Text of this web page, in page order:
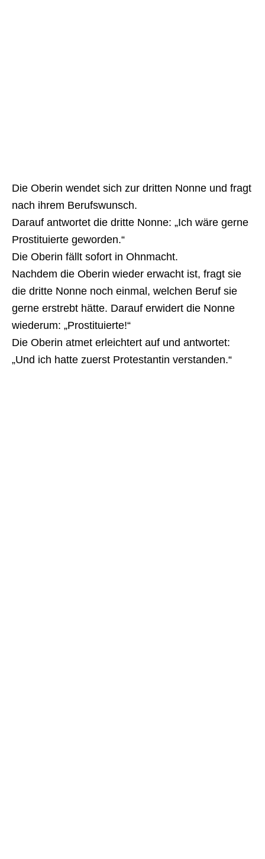
Die Oberin wendet sich zur dritten Nonne und fragt
nach ihrem Berufswunsch.
Darauf antwortet die dritte Nonne: „Ich wäre gerne
Prostituierte geworden.“
Die Oberin fällt sofort in Ohnmacht.
Nachdem die Oberin wieder erwacht ist, fragt sie
die dritte Nonne noch einmal, welchen Beruf sie
gerne erstrebt hätte. Darauf erwidert die Nonne
wiederum: „Prostituierte!“
Die Oberin atmet erleichtert auf und antwortet:
„Und ich hatte zuerst Protestantin verstanden.“